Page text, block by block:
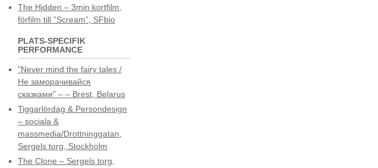
The Hidden – 3min kortfilm,
förfilm till ”Scream”, SFbio
PLATS-SPECIFIK
PERFORMANCE
”Never mind the fairy tales /
Не заморачивайся
сказками” – – Brest, Belarus
Tiggarlördag & Persondesign
– sociala &
massmedia/Drottninggatan,
Sergels torg, Stockholm
The Clone – Sergels torg,